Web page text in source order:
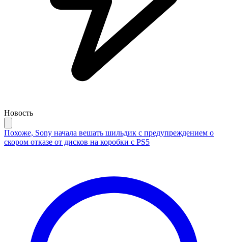
Новость
Похоже, Sony начала вешать шильдик с предупреждением о
скором отказе от дисков на коробки с PS5